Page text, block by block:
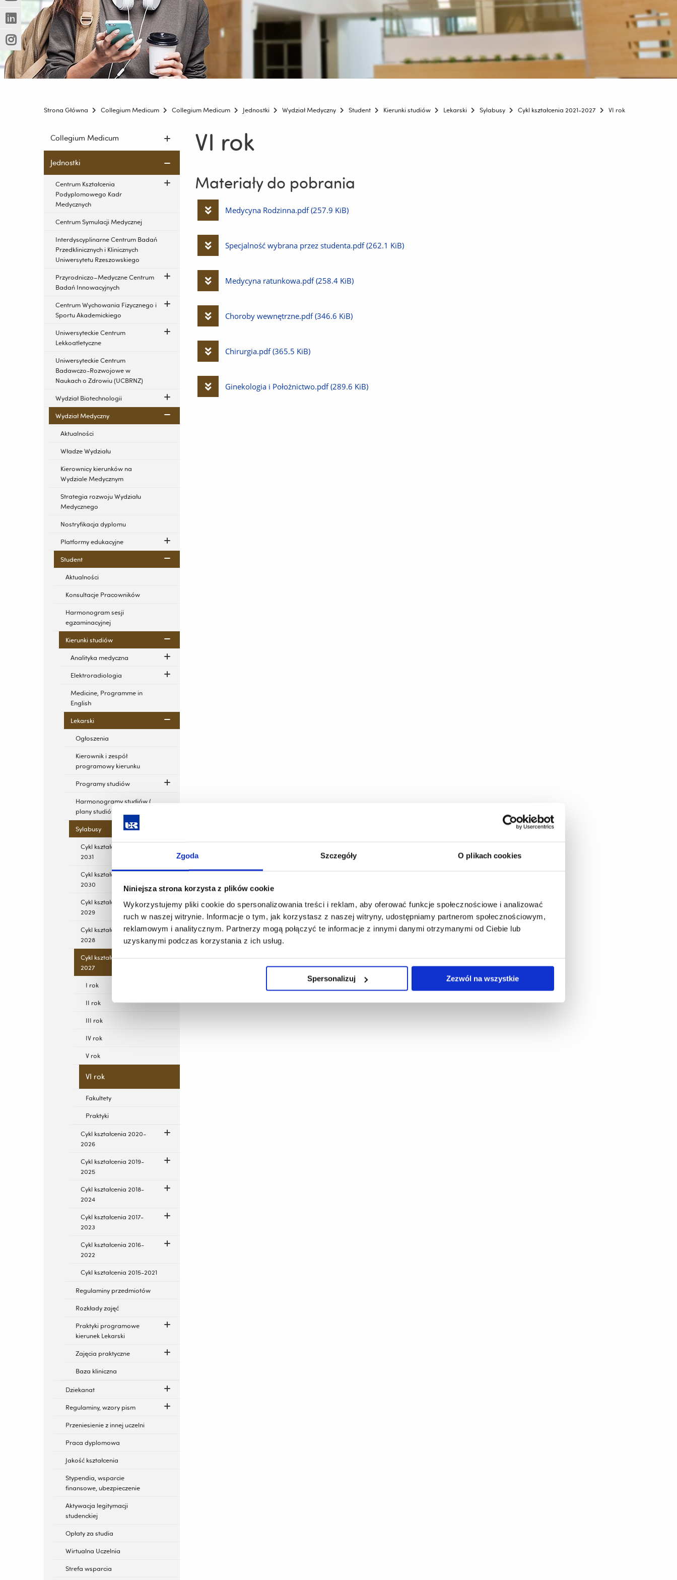
Zgoda Szczegóły O plikach cookies
Niniejsza strona korzysta z plików cookie
Wykorzystujemy pliki cookie do spersonalizowania treści i reklam, aby oferować funkcje społecznościowe i analizować
ruch w naszej witrynie. Informacje o tym, jak korzystasz z naszej witryny, udostępniamy partnerom społecznościowym,
reklamowym i analitycznym. Partnerzy mogą połączyć te informacje z innymi danymi otrzymanymi od Ciebie lub
uzyskanymi podczas korzystania z ich usług.
Spersonalizuj Zezwól na wszystkie
innej
strony)
okno)
do
innej
strony)
(Nowe
okno)
(Link
do
innej
strony)
(Nowe
okno)
(Link
do
innej
strony)
Strona Główna Collegium Medicum Collegium Medicum Jednostki Wydział Medyczny Student Kierunki studiów Lekarski Sylabusy Cykl kształcenia 2021-2027 VI rok
Pomiń
i
przejdź
do
treści
Collegium Medicum
Jednostki
Centrum Kształcenia
Podyplomowego Kadr
Medycznych
Centrum Symulacji Medycznej
Interdyscyplinarne Centrum Badań
Przedklinicznych i Klinicznych
Uniwersytetu Rzeszowskiego
Przyrodniczo–Medyczne Centrum
Badań Innowacyjnych
Centrum Wychowania Fizycznego i
Sportu Akademickiego
Uniwersyteckie Centrum
Lekkoatletyczne
Uniwersyteckie Centrum
Badawczo-Rozwojowe w
Naukach o Zdrowiu (UCBRNZ)
Wydział Biotechnologii
Wydział Medyczny
Aktualności
Władze Wydziału
Kierownicy kierunków na
Wydziale Medycznym
Strategia rozwoju Wydziału
Medycznego
Nostryfikacja dyplomu
Platformy edukacyjne
Student
Aktualności
Konsultacje Pracowników
Harmonogram sesji
egzaminacyjnej
Kierunki studiów
Analityka medyczna
Elektroradiologia
Medicine, Programme in
English
Lekarski
Ogłoszenia
Kierownik i zespół
programowy kierunku
Programy studiów
Harmonogramy studiów (
plany studiów)
Sylabusy
Cykl kształcenia 2025-
2031
Cykl kształcenia 2024-
2030
Cykl kształcenia 2023-
2029
Cykl kształcenia 2022-
2028
Cykl kształcenia 2021-
2027
I rok
II rok
III rok
IV rok
V rok
VI rok
Fakultety
Praktyki
Cykl kształcenia 2020-
2026
Cykl kształcenia 2019-
2025
Cykl kształcenia 2018-
2024
Cykl kształcenia 2017-
2023
Cykl kształcenia 2016-
2022
Cykl kształcenia 2015-2021
Regulaminy przedmiotów
Rozkłady zajęć
Praktyki programowe
kierunek Lekarski
Zajęcia praktyczne
Baza kliniczna
Dziekanat
Regulaminy, wzory pism
Przeniesienie z innej uczelni
Praca dyplomowa
Jakość kształcenia
Stypendia, wsparcie
finansowe, ubezpieczenie
Aktywacja legitymacji
studenckiej
Opłaty za studia
Wirtualna Uczelnia
Strefa wsparcia
VI rok
Materiały do pobrania
Pobierz
Medycyna Rodzinna.pdf (257.9 KiB)
Pobierz
Specjalność wybrana przez studenta.pdf (262.1 KiB)
Pobierz
Medycyna ratunkowa.pdf (258.4 KiB)
Pobierz
Choroby wewnętrzne.pdf (346.6 KiB)
Pobierz
Chirurgia.pdf (365.5 KiB)
Pobierz
Ginekologia i Położnictwo.pdf (289.6 KiB)